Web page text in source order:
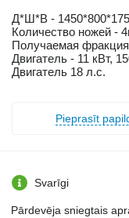
Д*Ш*В -
Количество ножей -
Получаемая
Двигатель - 11 кВт,
Двигатель 18 л.с.
Pieprasīt
Svarīgi
Pārdevēja sniegtais